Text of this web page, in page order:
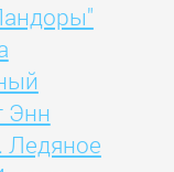
Энн
Ледяное